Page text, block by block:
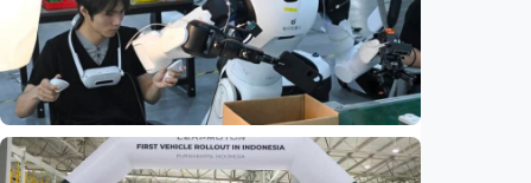
Biaya usaha naik, perusahaan Singapura
justru lirik Indonesia untuk perluas bisnis
Indonesia•07 Aug 2026
Ekonomi